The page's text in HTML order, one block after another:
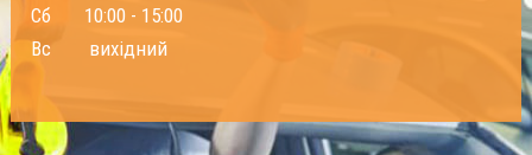
Сб 10:00 - 15:00
Вс вихідний